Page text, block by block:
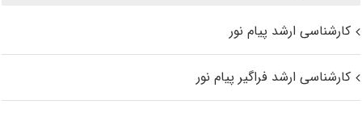
کارشناسی ارشد پیام نور
کارشناسی ارشد فراگیر پیام نور